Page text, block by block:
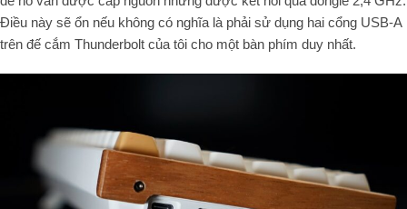
Điều này sẽ ổn nếu không có nghĩa là phải sử dụng hai cổng USB-A
trên đế cắm Thunderbolt của tôi cho một bàn phím duy nhất.